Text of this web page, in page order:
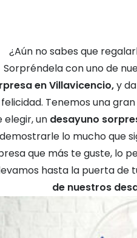
¿Aún no sabes que
Sorpréndela con uno de
en Villavicencio,y
Tenemos una
elegir, un desayuno
lo mucho que
que más te guste, lo
hasta la puerta de
de nuestros